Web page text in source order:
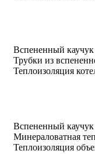
Вспененный каучук
Трубки из
Теплоизоляция
Вспененный
Минераловатная
Теплоизоляция